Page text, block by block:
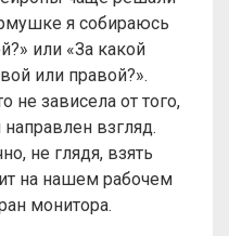
я собираюсь
или «За какой
или правой?».
не зависела от того,
взгляд.
не глядя, взять
на нашем рабочем
монитора.